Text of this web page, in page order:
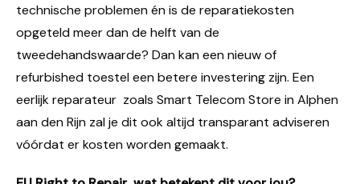
technische problemen én is de reparatiekosten
opgeteld meer dan de helft van de
tweedehandswaarde? Dan kan een nieuw of
refurbished toestel een betere investering zijn. Een
eerlijk reparateur zoals Smart Telecom Store in Alphen
aan den Rijn zal je dit ook altijd transparant adviseren
vóórdat er kosten worden gemaakt.